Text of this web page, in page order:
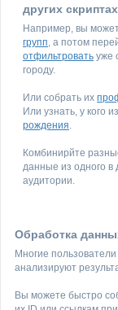
других
Например, вы
групп, а потом
отфильтровать уже
городу.
Или собрать их
Или узнать, у кого
рождения.
Комбинирйте
данные из одного в
аудитории.
Обработка
Многие
анализируют
Вы можете быстро